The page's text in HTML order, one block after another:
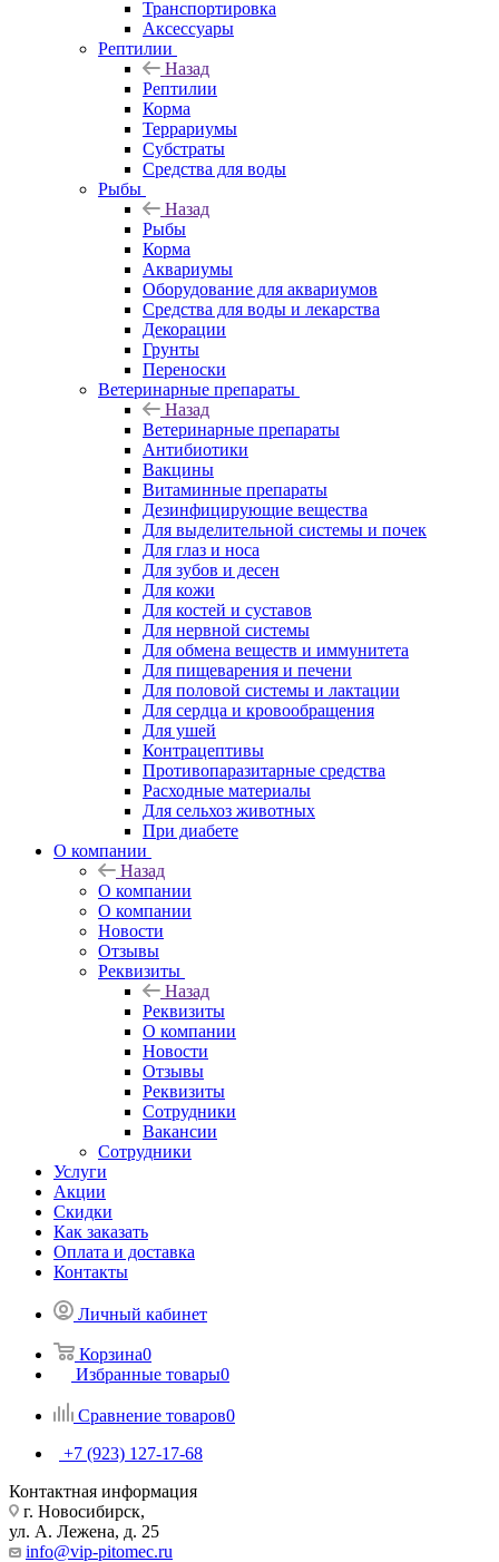
Транспортировка
Аксессуары
Рептилии
Назад
Рептилии
Корма
Террариумы
Субстраты
Средства для воды
Рыбы
Назад
Рыбы
Корма
Аквариумы
Оборудование для аквариумов
Средства для воды и лекарства
Декорации
Грунты
Переноски
Ветеринарные препараты
Назад
Ветеринарные препараты
Антибиотики
Вакцины
Витаминные препараты
Дезинфицирующие вещества
Для выделительной системы и почек
Для глаз и носа
Для зубов и десен
Для кожи
Для костей и суставов
Для нервной системы
Для обмена веществ и иммунитета
Для пищеварения и печени
Для половой системы и лактации
Для сердца и кровообращения
Для ушей
Контрацептивы
Противопаразитарные средства
Расходные материалы
Для сельхоз животных
При диабете
О компании
Назад
О компании
О компании
Новости
Отзывы
Реквизиты
Назад
Реквизиты
О компании
Новости
Отзывы
Реквизиты
Сотрудники
Вакансии
Сотрудники
Услуги
Акции
Скидки
Как заказать
Оплата и доставка
Контакты
Личный кабинет
Корзина0
Избранные товары0
Сравнение товаров0
+7 (923) 127-17-68
Контактная информация
г. Новосибирск,
ул. А. Лежена, д. 25
info@vip-pitomec.ru